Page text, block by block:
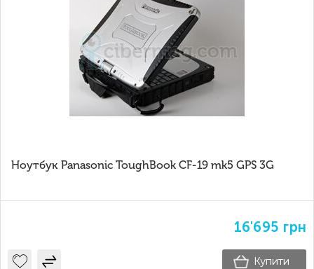
Ноутбук Panasonic ToughBook CF-19 mk5 GPS 3G
16'695 грн
Купити